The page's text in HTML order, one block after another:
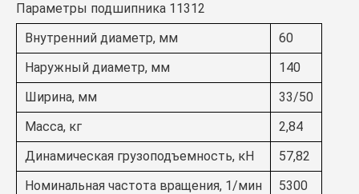
Параметры подшипника 11312
Внутренний диаметр, мм
60
Наружный диаметр, мм
140
Ширина, мм
33/50
Масса, кг
2,84
Динамическая грузоподъемность, кН
57,82
Номинальная частота вращения, 1/мин
5300